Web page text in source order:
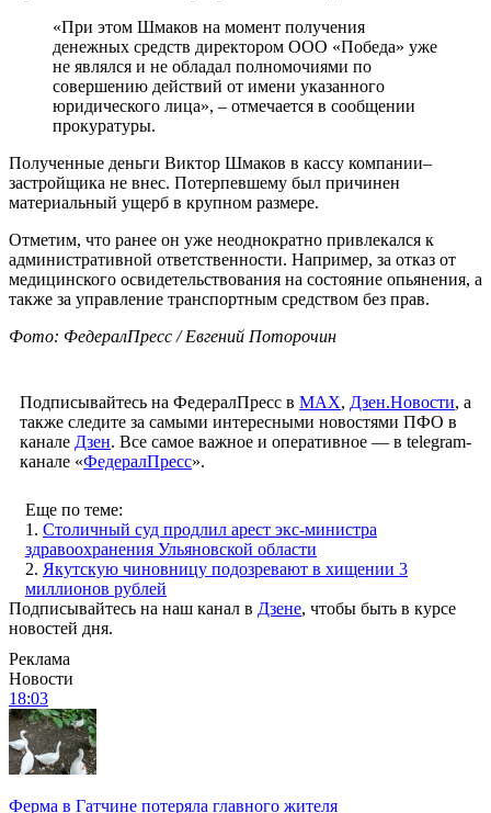
«При этом Шмаков на момент получения
денежных средств директором ООО «Победа» уже
не являлся и не обладал полномочиями по
совершению действий от имени указанного
юридического лица», – отмечается в сообщении
прокуратуры.
Полученные деньги Виктор Шмаков в кассу компании–
застройщика не внес. Потерпевшему был причинен
материальный ущерб в крупном размере.
Отметим, что ранее он уже неоднократно привлекался к
административной ответственности. Например, за отказ от
медицинского освидетельствования на состояние опьянения, а
также за управление транспортным средством без прав.
Фото: ФедералПресс / Евгений Поторочин
Подписывайтесь на ФедералПресс в МАХ, Дзен.Новости, а
также следите за самыми интересными новостями ПФО в
канале Дзен. Все самое важное и оперативное — в telegram-
канале «ФедералПресс».
Еще по теме:
1. Столичный суд продлил арест экс-министра
здравоохранения Ульяновской области
2. Якутскую чиновницу подозревают в хищении 3
миллионов рублей
Подписывайтесь на наш канал в Дзене, чтобы быть в курсе
новостей дня.
Реклама
Новости
18:03
Ферма в Гатчине потеряла главного жителя